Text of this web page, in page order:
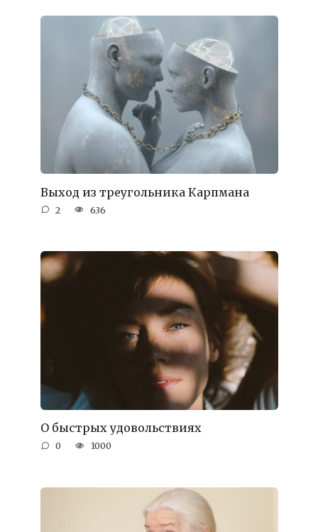
Выход из треугольника Карпмана
2 636
О быстрых удовольствиях
0 1000